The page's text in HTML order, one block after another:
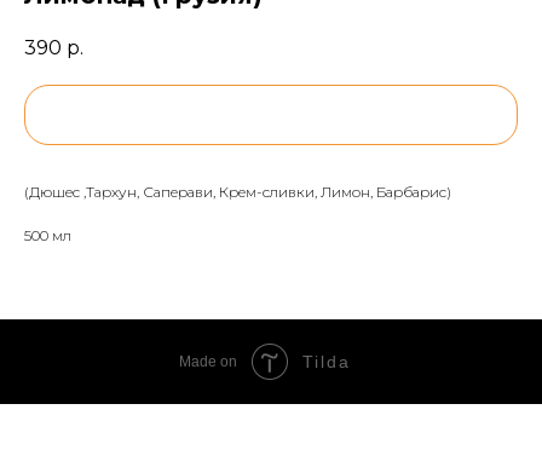
390 р.
(Дюшес ,Тархун, Саперави, Крем-сливки, Лимон, Барбарис)
500 мл
Made on Tilda